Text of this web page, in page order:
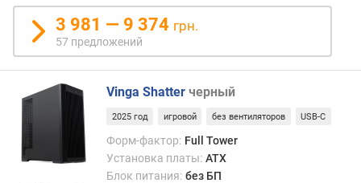
р
а
,
д
о
(
3 981 — 9 374 грн.
57 предложений
Vinga Shatter черный
2025 год игровой без вентиляторов USB-C
Форм-фактор: Full Tower
Установка платы: ATX
Блок питания: без БП